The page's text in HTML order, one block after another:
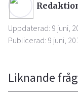
Uppdaterad: 9 juni,
Publicerad: 9 juni,
Liknande